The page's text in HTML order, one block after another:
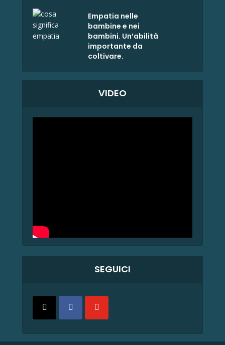
Empatia nelle
bambine e nei
bambini. Un’abilità
importante da
coltivare.
VIDEO
SEGUICI